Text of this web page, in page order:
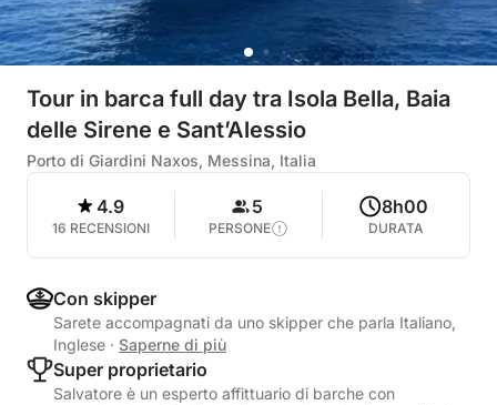
Tour in barca full day tra Isola Bella, Baia
delle Sirene e Sant’Alessio
Porto di Giardini Naxos, Messina, Italia
4.9
16 RECENSIONI
5
PERSONE
8h00
DURATA
Con skipper
Sarete accompagnati da uno skipper che parla Italiano,
Inglese · Saperne di più
Super proprietario
Salvatore è un esperto affittuario di barche con